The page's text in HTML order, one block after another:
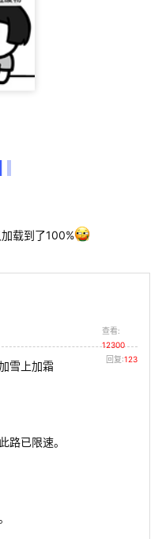
载到了100%
查看:
12300
回复:123
雪上加霜
路已限速。